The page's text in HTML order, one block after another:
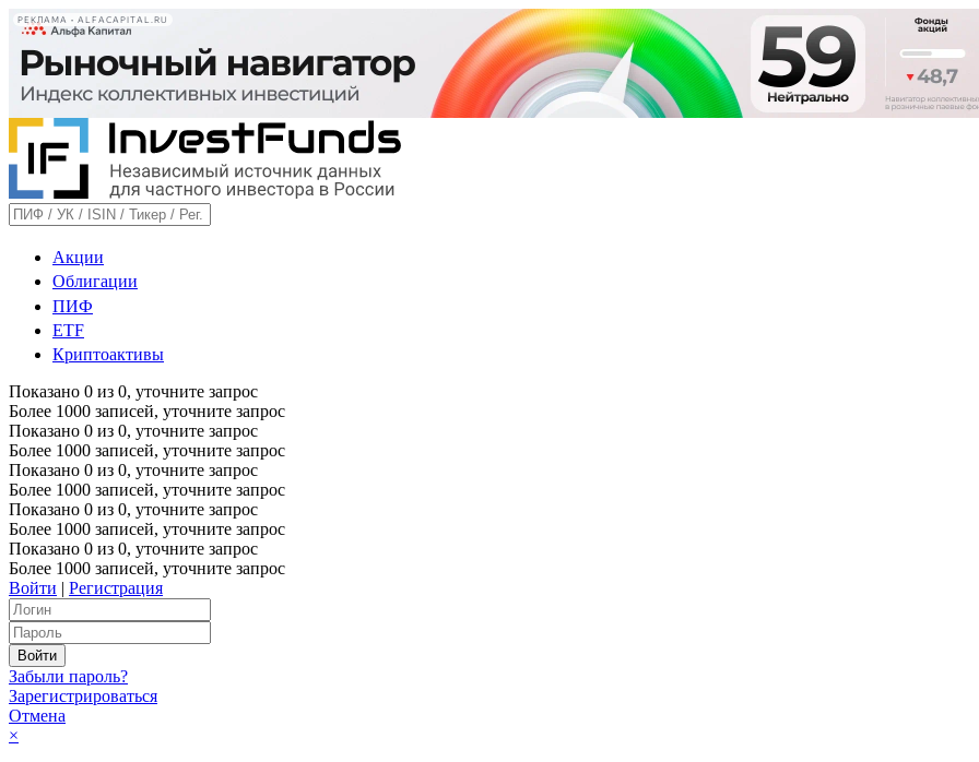
РЕКЛАМА • ALFACAPITAL.RU
Акции
Облигации
ПИФ
ETF
Криптоактивы
Показано 0 из 0, уточните запрос
Более 1000 записей, уточните запрос
Показано 0 из 0, уточните запрос
Более 1000 записей, уточните запрос
Показано 0 из 0, уточните запрос
Более 1000 записей, уточните запрос
Показано 0 из 0, уточните запрос
Более 1000 записей, уточните запрос
Показано 0 из 0, уточните запрос
Более 1000 записей, уточните запрос
Войти | Регистрация
Забыли пароль?
Зарегистрироваться
Отмена
×